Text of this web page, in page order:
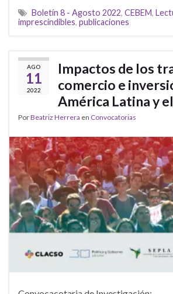
Boletín 8 - Agosto 2022, CEBEM,
imprescindibles, publicaciones
AGO
11
2022
Impactos de los
comercio e
América Latina y
PorBeatriz Herrera en Convocatorias